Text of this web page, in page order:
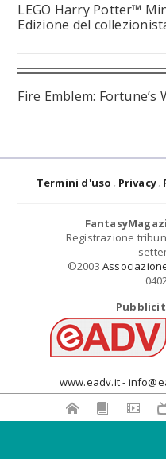
LEGO Harry Potter™
Edizione del
Fire Emblem: Fortune’s
Termini d'uso Privacy
Registrazione
©2003
www.eadv.it -